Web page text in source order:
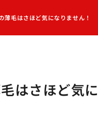
薄毛はさほど気になりません！
はさほど気